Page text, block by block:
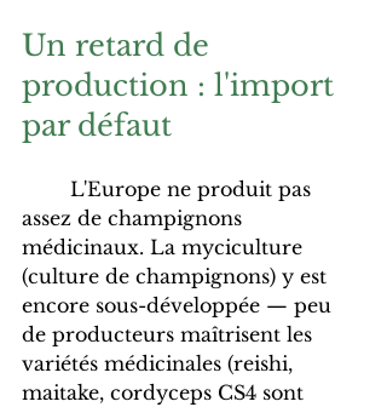
Un retard de
production : l'import
par défaut
assez de champignons
médicinaux. La myciculture
(culture de champignons) y est
encore sous-développée — peu
de producteurs maîtrisent les
variétés médicinales (reishi,
maitake, cordyceps CS4 sont